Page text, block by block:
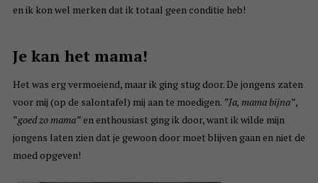
en ik kon wel merken dat ik totaal geen conditie heb!
Je kan het mama!
Het was erg vermoeiend, maar ik ging stug door. De jongens zaten
voor mij (op de salontafel) mij aan te moedigen. ”Ja, mama bijna”,
”goed zo mama”en enthousiast ging ik door, want ik wilde mijn
jongens laten zien dat je gewoon door moet blijven gaan en niet de
moed opgeven!